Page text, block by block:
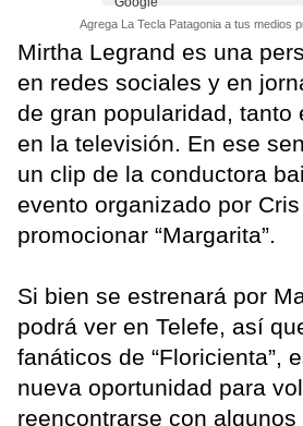
Agrega La Tecla Patagonia a tus medios
Mirtha Legrand es una
en redes sociales y en
de gran popularidad, tanto
en la televisión. En ese
un clip de la conductora
evento organizado por
promocionar “Margarita”.
Si bien se estrenará por
podrá ver en Telefe, así
fanáticos de “Floricienta”,
nueva oportunidad para
reencontrarse con